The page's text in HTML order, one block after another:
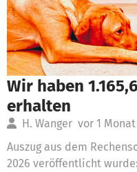
Wir haben
erhalten
H. Wanger vor 1 Monat
Auszug aus dem
2026 veröffentlicht wurde: